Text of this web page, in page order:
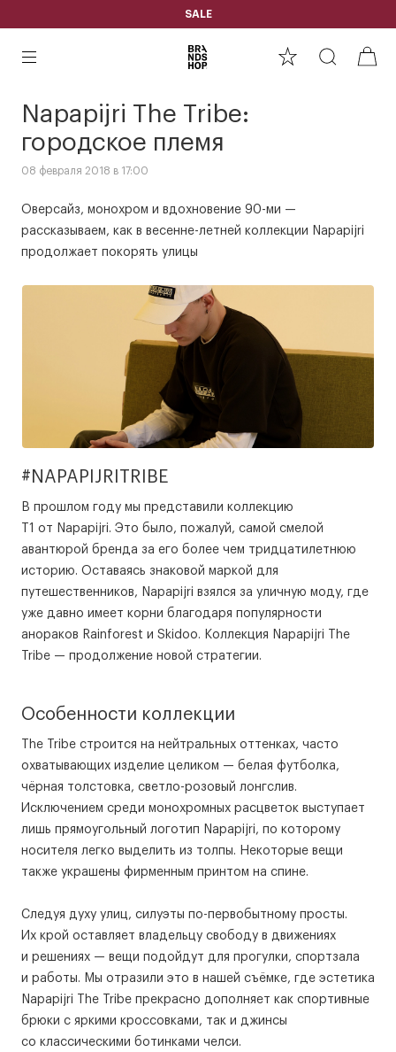
SALE
Napapijri The Tribe:
городское племя
08 февраля 2018 в 17:00
Оверсайз, монохром и вдохновение 90-ми —
рассказываем, как в весенне-летней коллекции Napapijri
продолжает покорять улицы
#NAPAPIJRITRIBE
В прошлом году мы представили коллекцию
T1 от Napapijri. Это было, пожалуй, самой смелой
авантюрой бренда за его более чем тридцатилетнюю
историю. Оставаясь знаковой маркой для
путешественников, Napapijri взялся за уличную моду, где
уже давно имеет корни благодаря популярности
анораков Rainforest и Skidoo. Коллекция Napapijri The
Tribe — продолжение новой стратегии.
Особенности коллекции
The Tribe строится на нейтральных оттенках, часто
охватывающих изделие целиком — белая футболка,
чёрная толстовка, светло-розовый лонгслив.
Исключением среди монохромных расцветок выступает
лишь прямоугольный логотип Napapijri, по которому
носителя легко выделить из толпы. Некоторые вещи
также украшены фирменным принтом на спине.
Следуя духу улиц, силуэты по-первобытному просты.
Их крой оставляет владельцу свободу в движениях
и решениях — вещи подойдут для прогулки, спортзала
и работы. Мы отразили это в нашей съёмке, где эстетика
Napapijri The Tribe прекрасно дополняет как спортивные
брюки с яркими кроссовками, так и джинсы
со классическими ботинками челси.